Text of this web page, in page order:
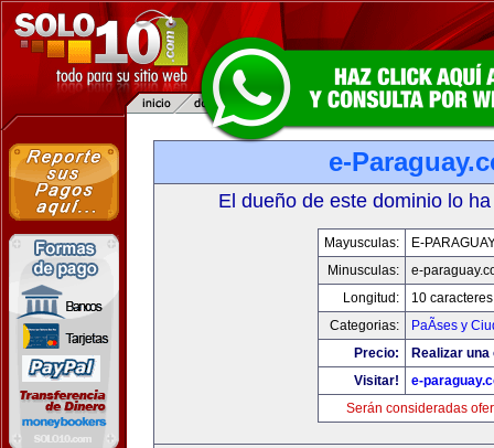
e-
El dueño de este dominio lo
Mayusculas:
E-
Minusculas:
e-
Longitud:
10 caracteres
Categorias:
PaÃ­ses y
Precio:
Realizar
Visitar!
e-
Serán consideradas